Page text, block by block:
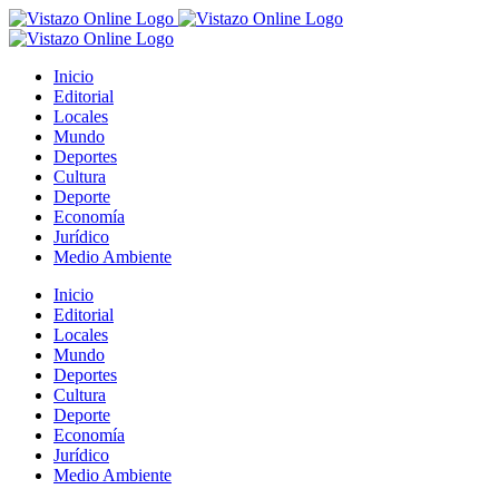
Saltar
al
Inicio
Editorial
Locales
Mundo
Deportes
Cultura
Deporte
Economía
Jurídico
Medio Ambiente
Inicio
Editorial
Locales
Mundo
Deportes
Cultura
Deporte
Economía
Jurídico
Medio Ambiente